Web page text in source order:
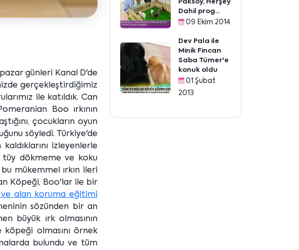
pazar günleri Kanal D'de
gerçekleştirdiğimiz
ile katıldık. Can
Boo ırkının
çocukların oyun
söyledi. Türkiye'de
izleyenlerle
tüy dökmeme ve koku
mükemmel ırkın ileri
Köpeği, Boo'lar ile bir
alan koruma eğitimi
sözünden bir an
büyük ırk olmasının
olmasını örnek
bulundu ve tüm
Paksoy, Herşey
Dahil prog...
09 Ekim 2014
Dev Pala ile
Minik Fincan
Saba Tümer'e
konuk oldu
01 Şubat
2013